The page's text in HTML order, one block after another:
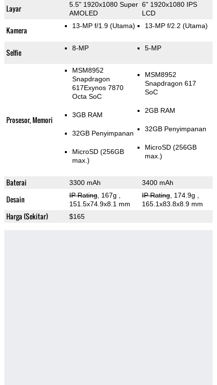
Layar
5.5" 1920x1080 Super
AMOLED
6" 1920x1080 IPS
LCD
Kamera 13-MP f/1.9 (Utama) 13-MP f/2.2 (Utama)
Selfie 8-MP 5-MP
Prosesor, Memori
MSM8952
Snapdragon
617Exynos 7870
Octa SoC
3GB RAM
32GB Penyimpanan
MicroSD (256GB
max.)
MSM8952
Snapdragon 617
SoC
2GB RAM
32GB Penyimpanan
MicroSD (256GB
max.)
Baterai 3300 mAh 3400 mAh
Desain IP Rating, 167g
151.5x74.9x8.1 mm
IP Rating, 174.9g
165.1x83.8x8.9 mm
Harga (Sekitar) $165